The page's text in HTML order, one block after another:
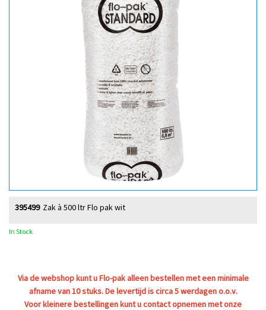
Zak à 500 ltr Flo pak wit
395499
In Stock
Via de webshop kunt u Flo-pak alleen bestellen met een minimale
afname van 10 stuks. De levertijd is circa 5 werdagen o.o.v.
Voor kleinere bestellingen kunt u contact opnemen met onze